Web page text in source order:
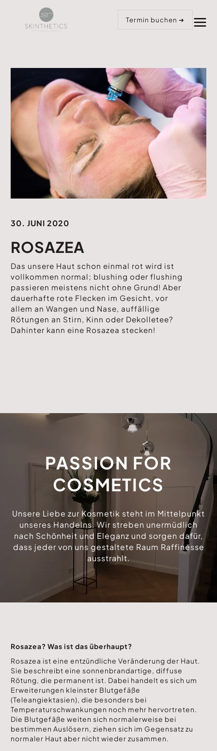
Termin buchen
Anrufen
Termin buchen ➜
30. JUNI 2020
ROSAZEA
Das unsere Haut schon einmal rot wird ist
vollkommen normal; blushing oder flushing
passieren meistens nicht ohne Grund! Aber
dauerhafte rote Flecken im Gesicht, vor
allem an Wangen und Nase, auffällige
Rötungen an Stirn, Kinn oder Dekolletee?
Dahinter kann eine Rosazea stecken!
PASSION FOR
COSMETICS
Unsere Liebe zur Kosmetik steht im Mittelpunkt
unseres Handelns. Wir streben unermüdlich
nach Schönheit und Eleganz und sorgen dafür,
dass jeder von uns gestaltete Raum Raffinesse
ausstrahlt.
Rosazea? Was ist das überhaupt?
Rosazea ist eine entzündliche Veränderung der Haut.
Sie beschreibt eine sonnenbrandartige, diffuse
Rötung, die permanent ist. Dabei handelt es sich um
Erweiterungen kleinster Blutgefäße
(Teleangiektasien), die besonders bei
Temperaturschwankungen noch mehr hervortreten.
Die Blutgefäße weiten sich normalerweise bei
bestimmen Auslösern, ziehen sich im Gegensatz zu
normaler Haut aber nicht wieder zusammen.